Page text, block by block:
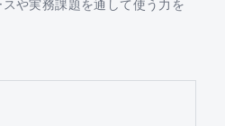
や実務課題を通して使う力を